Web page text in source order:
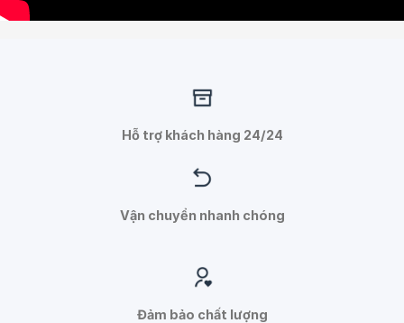
Hỗ trợ khách hàng 24/24
Vận chuyển nhanh chóng
Đảm bảo chất lượng